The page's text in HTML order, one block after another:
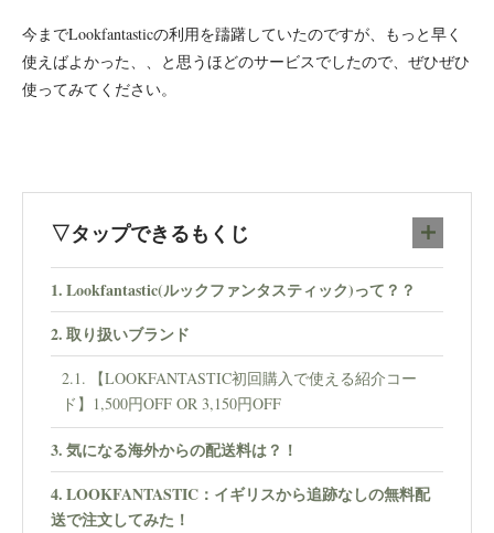
今までLookfantasticの利用を躊躇していたのですが、もっと早く
使えばよかった、、と思うほどのサービスでしたので、ぜひぜひ
使ってみてください。
▽タップできるもくじ
Lookfantastic(ルックファンタスティック)って？？
取り扱いブランド
【LOOKFANTASTIC初回購入で使える紹介コー
ド】1,500円OFF OR 3,150円OFF
気になる海外からの配送料は？！
LOOKFANTASTIC：イギリスから追跡なしの無料配
送で注文してみた！